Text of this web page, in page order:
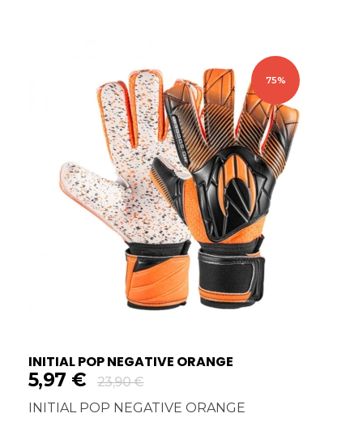
75%
INITIAL POP NEGATIVE ORANGE
5,97 € 23,90€
INITIAL POP NEGATIVE ORANGE